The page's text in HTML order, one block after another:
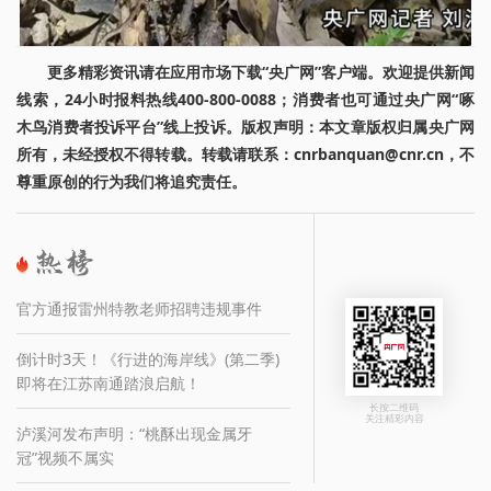
更多精彩资讯请在应用市场下载“央广网”客户端。欢迎提供新闻
线索，24小时报料热线400-800-0088；消费者也可通过央广网“啄
木鸟消费者投诉平台”线上投诉。版权声明：本文章版权归属央广网
所有，未经授权不得转载。转载请联系：cnrbanquan@cnr.cn，不
尊重原创的行为我们将追究责任。
官方通报雷州特教老师招聘违规事件
倒计时3天！《行进的海岸线》(第二季)
即将在江苏南通踏浪启航！
泸溪河发布声明：“桃酥出现金属牙
冠”视频不属实
长按二维码
关注精彩内容